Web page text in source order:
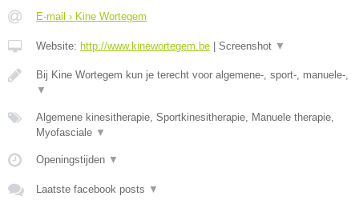
E-mail › Kine Wortegem
Website: http://www.kinewortegem.be Screenshot ▼
Bij Kine Wortegem kun je terecht voor algemene-, sport-, manuele-,
▼
Algemene kinesitherapie, Sportkinesitherapie, Manuele therapie,
Myofasciale ▼
Openingstijden ▼
Laatste facebook posts ▼